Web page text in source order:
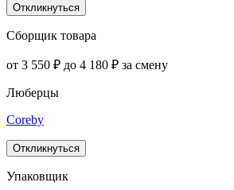
Откликнуться
Сборщик товара
от 3 550 ₽ до 4 180 ₽ за смену
Люберцы
Coreby
Откликнуться
Упаковщик